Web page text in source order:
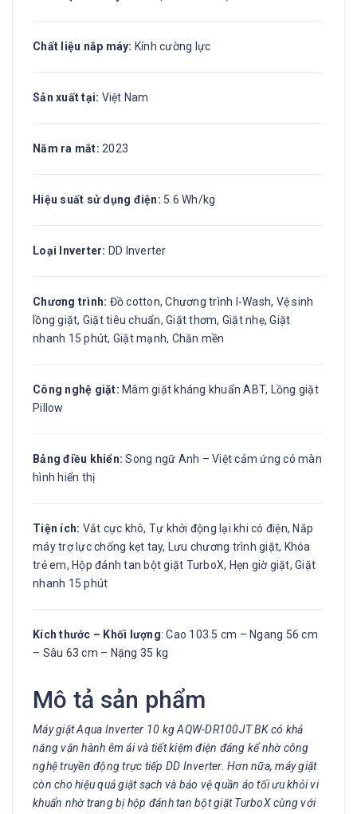
Chất liệu nắp máy: Kính cường lực
Sản xuất tại: Việt Nam
Năm ra mắt: 2023
Hiệu suất sử dụng điện: 5.6 Wh/kg
Loại Inverter: DD Inverter
Chương trình: Đồ cotton, Chương trình I-Wash, Vệ sinh
lồng giặt, Giặt tiêu chuẩn, Giặt thơm, Giặt nhẹ, Giặt
nhanh 15 phút, Giặt mạnh, Chăn mền
Công nghệ giặt: Mâm giặt kháng khuẩn ABT, Lồng giặt
Pillow
Bảng điều khiển:Song ngữ Anh – Việt cảm ứng có màn
hình hiển thị
Tiện ích: Vắt cực khô, Tự khởi động lại khi có điện, Nắp
máy trợ lực chống kẹt tay, Lưu chương trình giặt, Khóa
trẻ em, Hộp đánh tan bột giặt TurboX, Hẹn giờ giặt, Giặt
nhanh 15 phút
Kích thước – Khối lượng: Cao 103.5 cm – Ngang 56 cm
– Sâu 63 cm – Nặng 35 kg
Mô tả sản phẩm
Máy giặt Aqua Inverter 10 kg AQW-DR100JT BK có khả
năng vận hành êm ái và tiết kiệm điện đáng kể nhờ công
nghệ truyền động trực tiếp DD Inverter. Hơn nữa, máy giặt
còn cho hiệu quả giặt sạch và bảo vệ quần áo tối ưu khỏi vi
khuẩn nhờ trang bị hộp đánh tan bột giặt TurboX cùng với